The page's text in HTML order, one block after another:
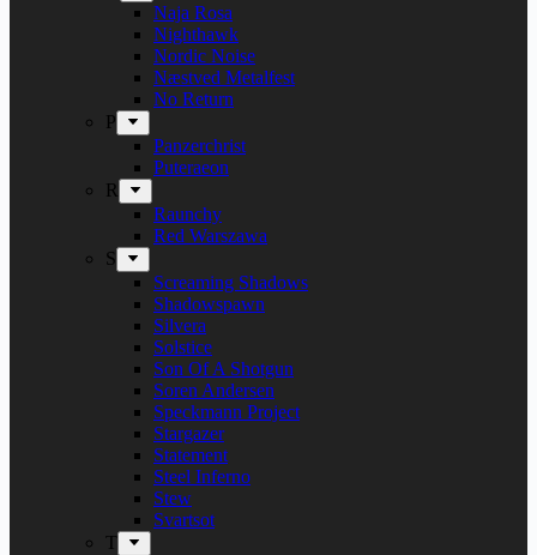
Naja Rosa
Nighthawk
Nordic Noise
Næstved Metalfest
No Return
P
Panzerchrist
Puteraeon
R
Raunchy
Red Warszawa
S
Screaming Shadows
Shadowspawn
Silvera
Solstice
Son Of A Shotgun
Soren Andersen
Speckmann Project
Stargazer
Statement
Steel Inferno
Stew
Svartsot
T